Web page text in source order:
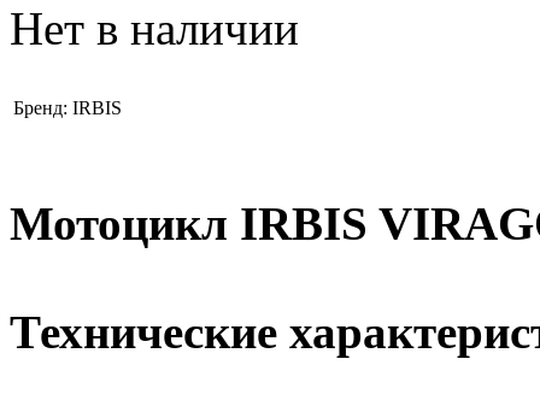
Нет в наличии
Бренд: IRBIS
Мотоцикл IRBIS
Технические